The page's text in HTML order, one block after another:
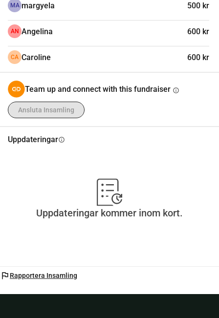
MA margyela 500 kr
AN Angelina 600 kr
CA Caroline 600 kr
Team up and connect with this fundraiser info
Ansluta Insamling
Uppdateringarinfo
Uppdateringar kommer inom kort.
flag Rapportera Insamling